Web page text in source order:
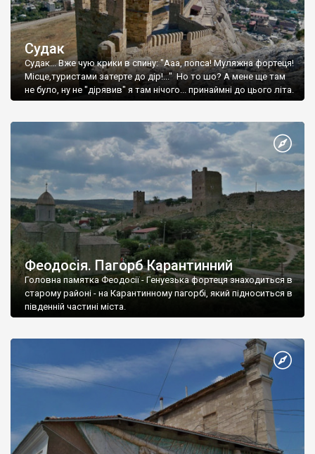
Судак
Судак... Вже чую крики в спину: "Ааа, попса! Муляжна фортеця!
Місце,туристами затерте до дір!..." Но то шо? А мене ще там
не було, ну не "дірявив" я там нічого... принаймні до цього літа.
Феодосія. Пагорб Карантинний
Головна памятка Феодосії - Генуезька фортеця знаходиться в
старому районі - на Карантинному пагорбі, який підноситься в
південній частині міста.